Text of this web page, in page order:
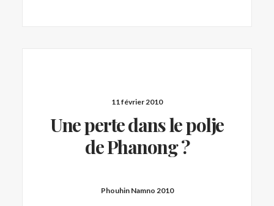
11 février 2010
Une perte dans le polje
de Phanong ?
Phouhin Namno 2010